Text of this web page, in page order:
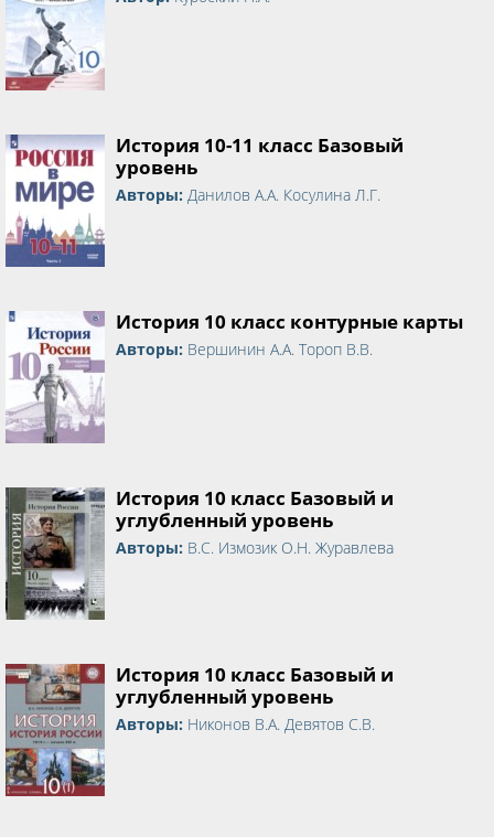
История 10-11 класс Базовый
уровень
Авторы: Данилов А.А. Косулина Л.Г.
История 10 класс контурные карты
Авторы: Вершинин А.А. Тороп В.В.
История 10 класс Базовый и
углубленный уровень
Авторы: В.С. Измозик О.Н. Журавлева
История 10 класс Базовый и
углубленный уровень
Авторы: Никонов В.А. Девятов С.В.